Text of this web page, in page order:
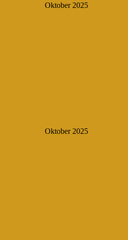
Oktober 2025
Oktober 2025